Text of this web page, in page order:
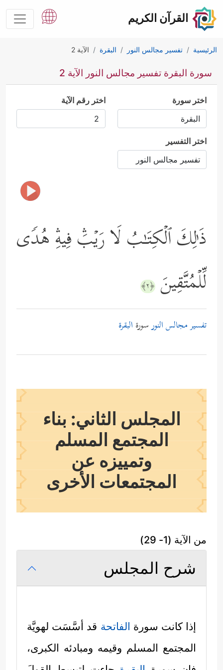
القرآن الكريم
الرئيسية تفسير مجالس النور البقرة الآية 2
سورة البقرة تفسير مجالس النور الآية 2
اختر سورة اختر رقم الآية
اختر التفسير
ذَ ٰ⁠لِكَ ٱلۡكِتَـٰبُ لَا رَیۡبَۛ فِیهِۛ هُدࣰى
لِّلۡمُتَّقِینَ ﴿٢﴾
تفسير مجالس النورسورة البقرة
المجلس الثاني: بناء
المجتمع المسلم
وتمييزه عن
المجتمعات الأخرى
من الآية (1- 29)
شرح المجلس
إذا كانت سورة الفاتحة قد أسَّسَت لهويَّة
المجتمع المسلم وقيمه ومبادئه الكبرى،